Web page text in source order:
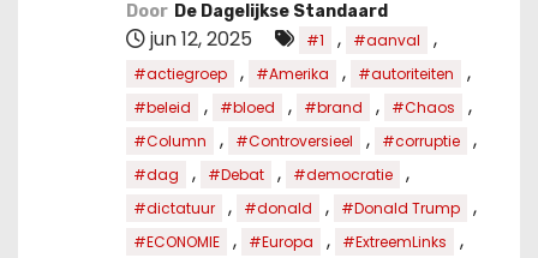
Door De Dagelijkse Standaard
jun 12, 2025 #1 , #aanval ,
#actiegroep , #Amerika , #autoriteiten ,
#beleid , #bloed , #brand , #Chaos ,
#Column , #Controversieel , #corruptie ,
#dag , #Debat , #democratie ,
#dictatuur , #donald , #Donald Trump ,
#ECONOMIE , #Europa , #ExtreemLinks ,